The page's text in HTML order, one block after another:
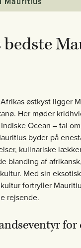
bedste
østkyst ligger
Her møder
Ocean – tal
byder på
kulinariske
blanding af
Med sin
fortryller
rejsende.
for